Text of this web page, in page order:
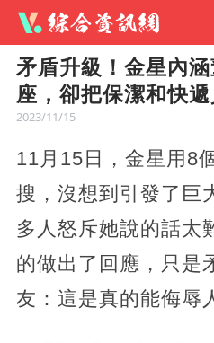
矛盾升級！金星內
座，卻把保潔和快
2023/11/15
11月15日，金星用8
搜，沒想到引發了巨
多人怒斥她說的話太
的做出了回應，只是
友：這是真的能侮辱